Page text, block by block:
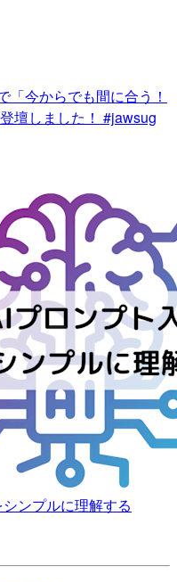
「今からでも間に合う！
壇しました！ #jawsug
ンプルに理解する